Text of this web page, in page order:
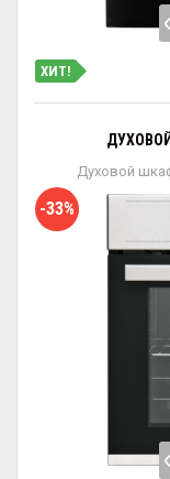
ХИТ!
ДУХОВОЙ
Духовой
-33%